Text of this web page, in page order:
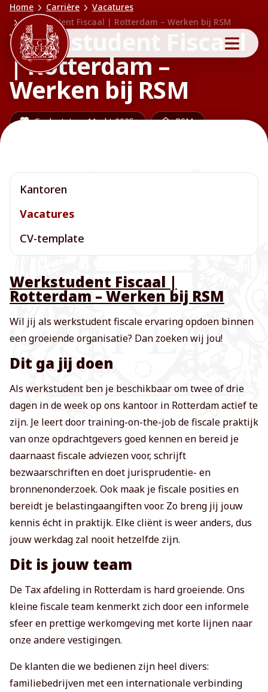
Home Carrière
Vacatures
Werkstudent Fiscaal | Rotterdam – Werken bij RSM
Werkstudent Fiscaal
| Rotterdam –
Werken bij RSM
Geplaatst op 11 okt 2025 RSM
Kantoren
Vacatures
CV-template
Werkstudent Fiscaal |
Rotterdam – Werken bij RSM
Wil jij als werkstudent fiscale ervaring opdoen binnen
een groeiende organisatie? Dan zoeken wij jou!
Dit ga jij doen
Als werkstudent ben je beschikbaar om twee of drie
dagen in de week op ons kantoor in Rotterdam actief te
zijn. Je leert door training-on-the-job de fiscale praktijk
van onze opdrachtgevers goed kennen en bereid je
daarnaast fiscale adviezen voor, schrijft
bezwaarschriften en doet jurisprudentie- en
bronnenonderzoek. Ook maak je fiscale posities en
bereidt je belastingaangiften voor. Zo breng jij jouw
kennis écht in praktijk. Elke cliënt is weer anders, dus
jouw werkdag zal nooit hetzelfde zijn.
Dit is jouw team
De Tax afdeling in Rotterdam is hard groeiende. Ons
kleine fiscale team kenmerkt zich door een informele
sfeer en prettige werkomgeving met korte lijnen naar
onze andere vestigingen.
De klanten die we bedienen zijn heel divers:
familiebedrijven met een internationale verbinding